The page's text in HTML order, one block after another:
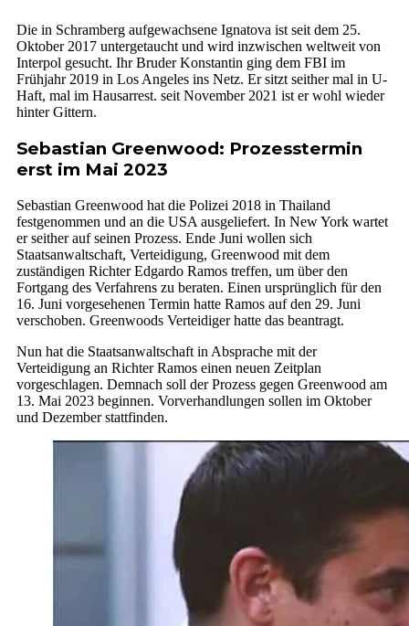
Die in Schramberg aufgewachsene Ignatova ist seit dem 25.
Oktober 2017 untergetaucht und wird inzwischen weltweit von
Interpol gesucht. Ihr Bruder Konstantin ging dem FBI im
Frühjahr 2019 in Los Angeles ins Netz. Er sitzt seither mal in U-
Haft, mal im Hausarrest. seit November 2021 ist er wohl wieder
hinter Gittern.
Sebastian Greenwood: Prozesstermin
erst im Mai 2023
Sebastian Greenwood hat die Polizei 2018 in Thailand
festgenommen und an die USA ausgeliefert. In New York wartet
er seither auf seinen Prozess. Ende Juni wollen sich
Staatsanwaltschaft, Verteidigung, Greenwood mit dem
zuständigen Richter Edgardo Ramos treffen, um über den
Fortgang des Verfahrens zu beraten. Einen ursprünglich für den
16. Juni vorgesehenen Termin hatte Ramos auf den 29. Juni
verschoben. Greenwoods Verteidiger hatte das beantragt.
Nun hat die Staatsanwaltschaft in Absprache mit der
Verteidigung an Richter Ramos einen neuen Zeitplan
vorgeschlagen. Demnach soll der Prozess gegen Greenwood am
13. Mai 2023 beginnen. Vorverhandlungen sollen im Oktober
und Dezember stattfinden.